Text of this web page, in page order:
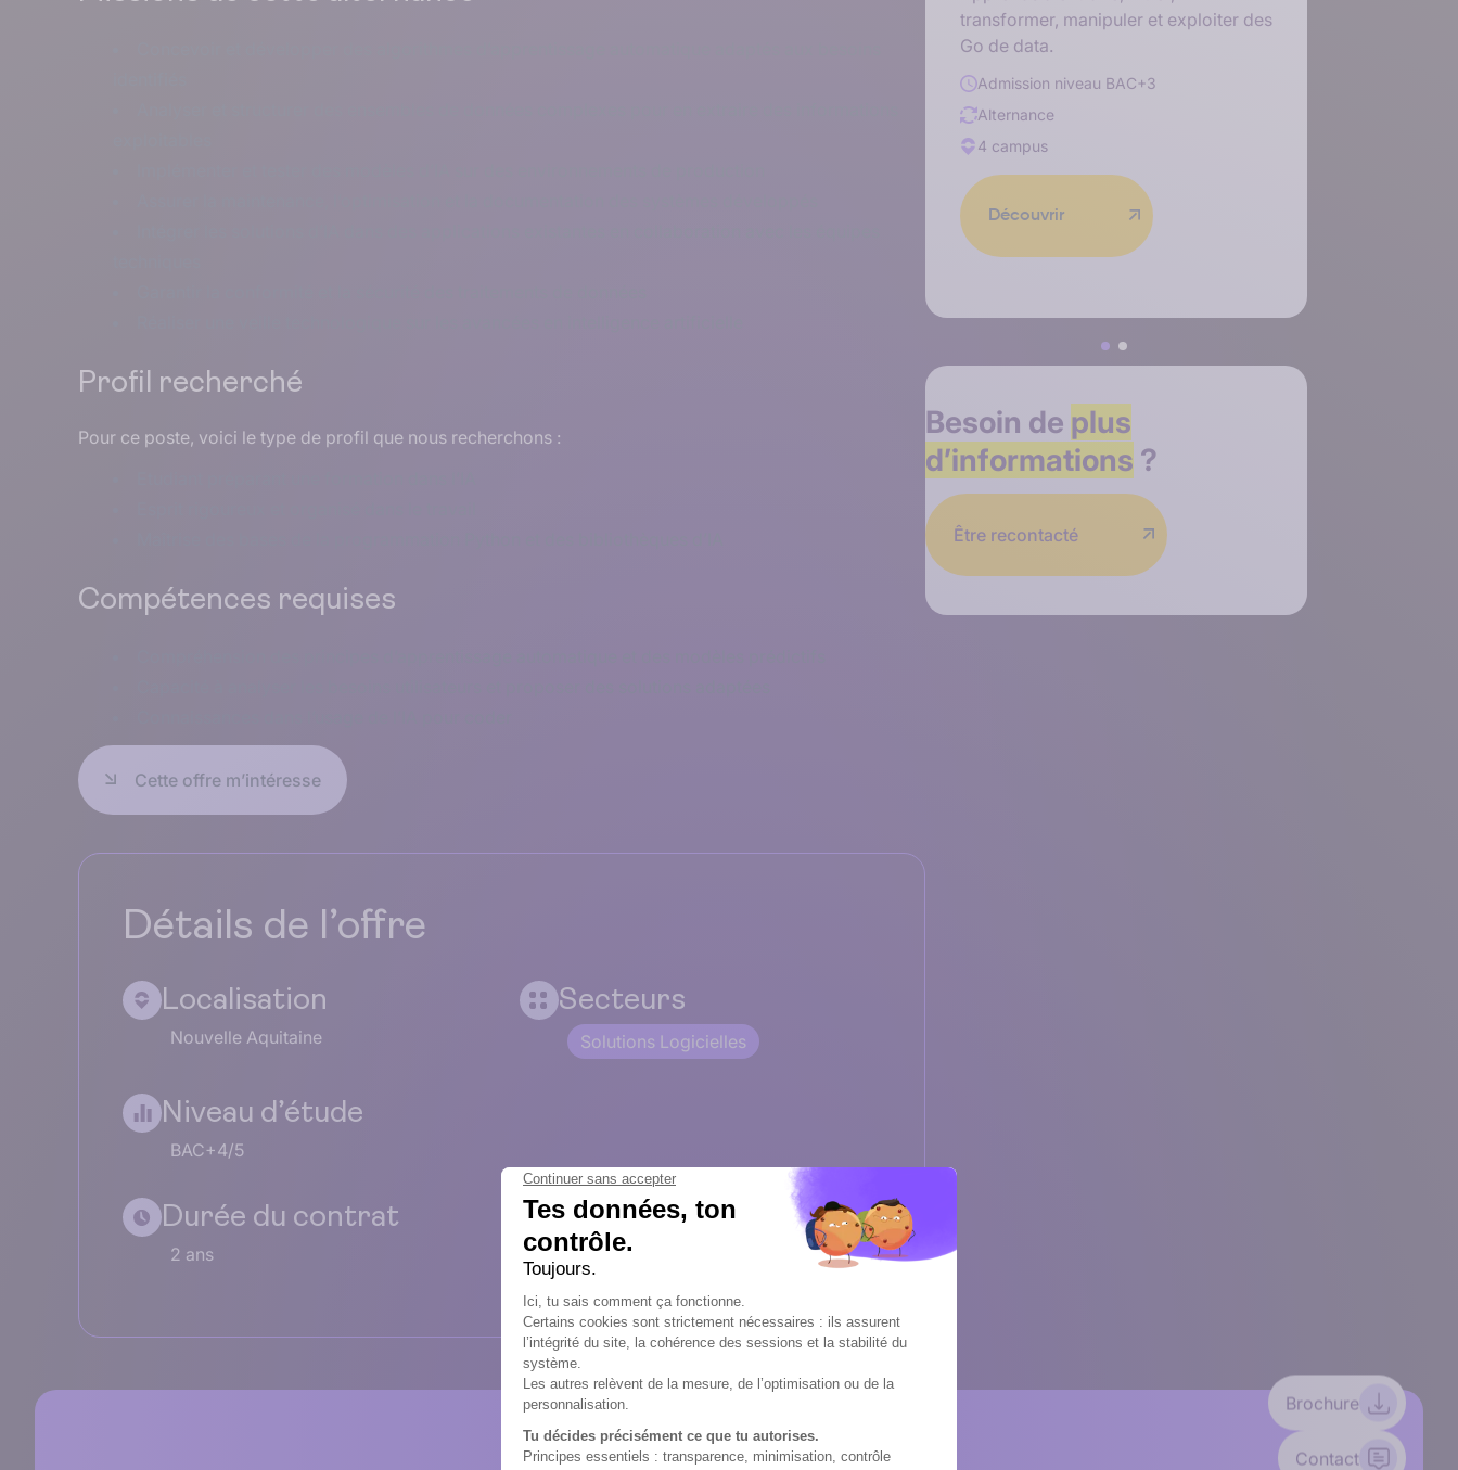
Brochure
Contact
Profil recherché
Pour ce poste, voici le type de profil que nous recherchons :
Compétences requises
Cette offre m’intéresse
Détails de l’offre
Localisation
Nouvelle Aquitaine
Secteurs
Solutions Logicielles
Niveau d’étude
BAC+4/5
Durée du contrat
2 ans
Rémunération
Estimation basse 486,49 €/mois
Estimation haute 1 801,80 €
transformer, manipuler et exploiter des
Go de data.
Admission niveau BAC+3
Alternance
4 campus
Découvrir
Besoin de plus
d’informations ?
Être recontacté